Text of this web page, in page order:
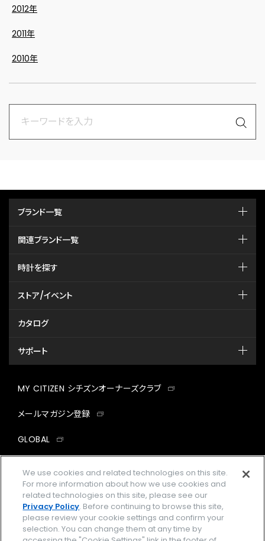
2012年
2011年
2010年
ブランド一覧
関連ブランド一覧
時計を探す
ストア/イベント
カタログ
サポート
MY CITIZEN シチズンオーナーズクラブ
メールマガジン登録
GLOBAL
facebookinstagramtwitter
企業情報 ご利用規約
We use cookies and related technologies on this site.
For more information about how we use cookies and
related technologies on this site, please see our
Privacy Policy. Before continuing to browse this site,
please review your cookie settings and confirm your
selection. You can change them at any time by